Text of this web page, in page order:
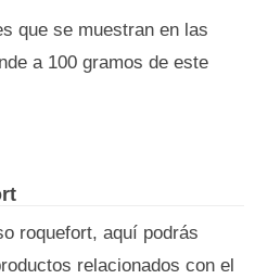
que se muestran en las
a 100 gramos de este
roquefort, aquí podrás
relacionados con el